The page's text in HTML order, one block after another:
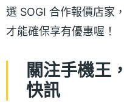
選 SOGI 合作報價店家
才能確保享有優惠喔！
關注手機王
快訊